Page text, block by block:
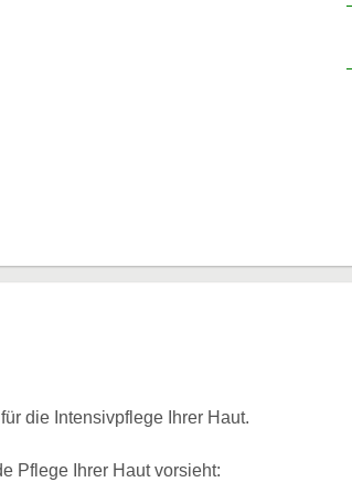
die Intensivpflege Ihrer Haut.
Pflege Ihrer Haut vorsieht: